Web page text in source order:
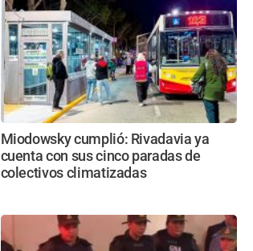
Miodowsky cumplió: Rivadavia ya
cuenta con sus cinco paradas de
colectivos climatizadas